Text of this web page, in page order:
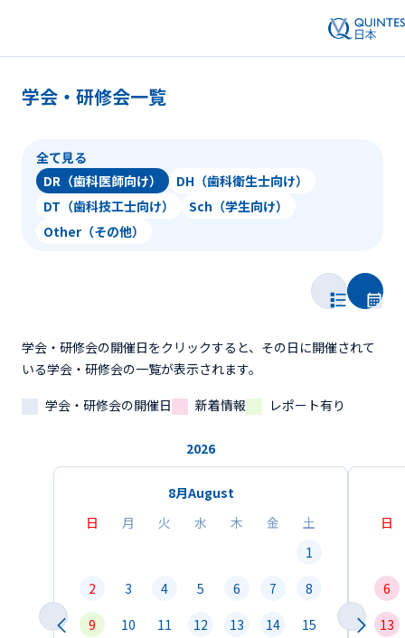
学会・研修会一覧
全て見る
DR（歯科医師向け）
DH（歯科衛生士向け）
DT（歯科技工士向け）
Sch（学生向け）
Other（その他）
学会・研修会の開催日をクリックすると、その日に開催されて
いる学会・研修会の一覧が表示されます。
学会・研修会の開催日
新着情報 レポート有り
2026
8月August
日
月 火 水 木 金
土
1
2
3 4 5 6 7
8
9
10 11 12 13 14
15
日
6
13